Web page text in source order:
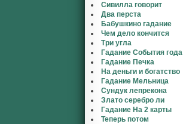
Сивилла говорит
Два перста
Бабушкино гадание
Чем дело кончится
Три угла
Гадание События года
Гадание Печка
На деньги и богатство
Гадание Мельница
Сундук лепрекона
Злато серебро ли
Гадание На 2 карты
Теперь потом